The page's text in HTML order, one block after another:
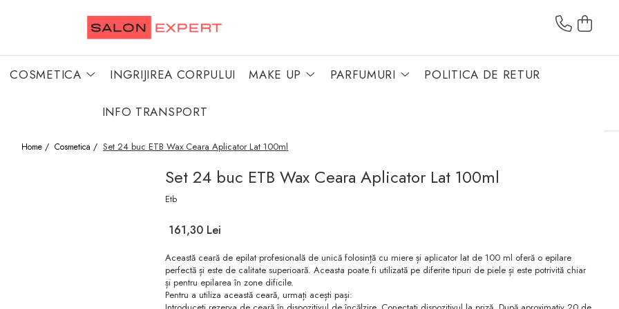
COSMETICA INGRIJIREA CORPULUI MAKE UP PARFUMURI POLITICA DE RETUR
INFO TRANSPORT
Home / Cosmetica / Set 24 buc ETB Wax Ceara Aplicator Lat 100ml
Set 24 buc ETB Wax Ceara Aplicator Lat 100ml
Etb
161,30 Lei
Această ceară de epilat profesională de unică folosință cu miere și aplicator lat de 100 ml oferă o epilare
perfectă și este de calitate superioară. Aceasta poate fi utilizată pe diferite tipuri de piele și este potrivită chiar
și pentru epilarea în zone dificile.
Pentru a utiliza această ceară, urmați acești pași: